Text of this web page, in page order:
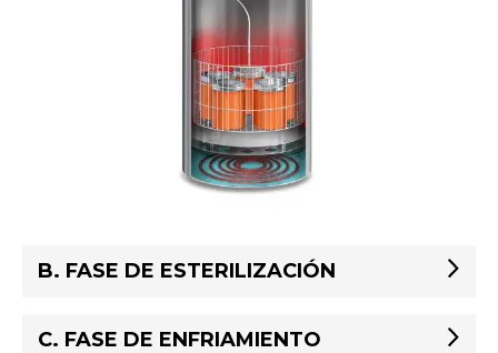
B. FASE DE ESTERILIZACIÓN
C. FASE DE ENFRIAMIENTO